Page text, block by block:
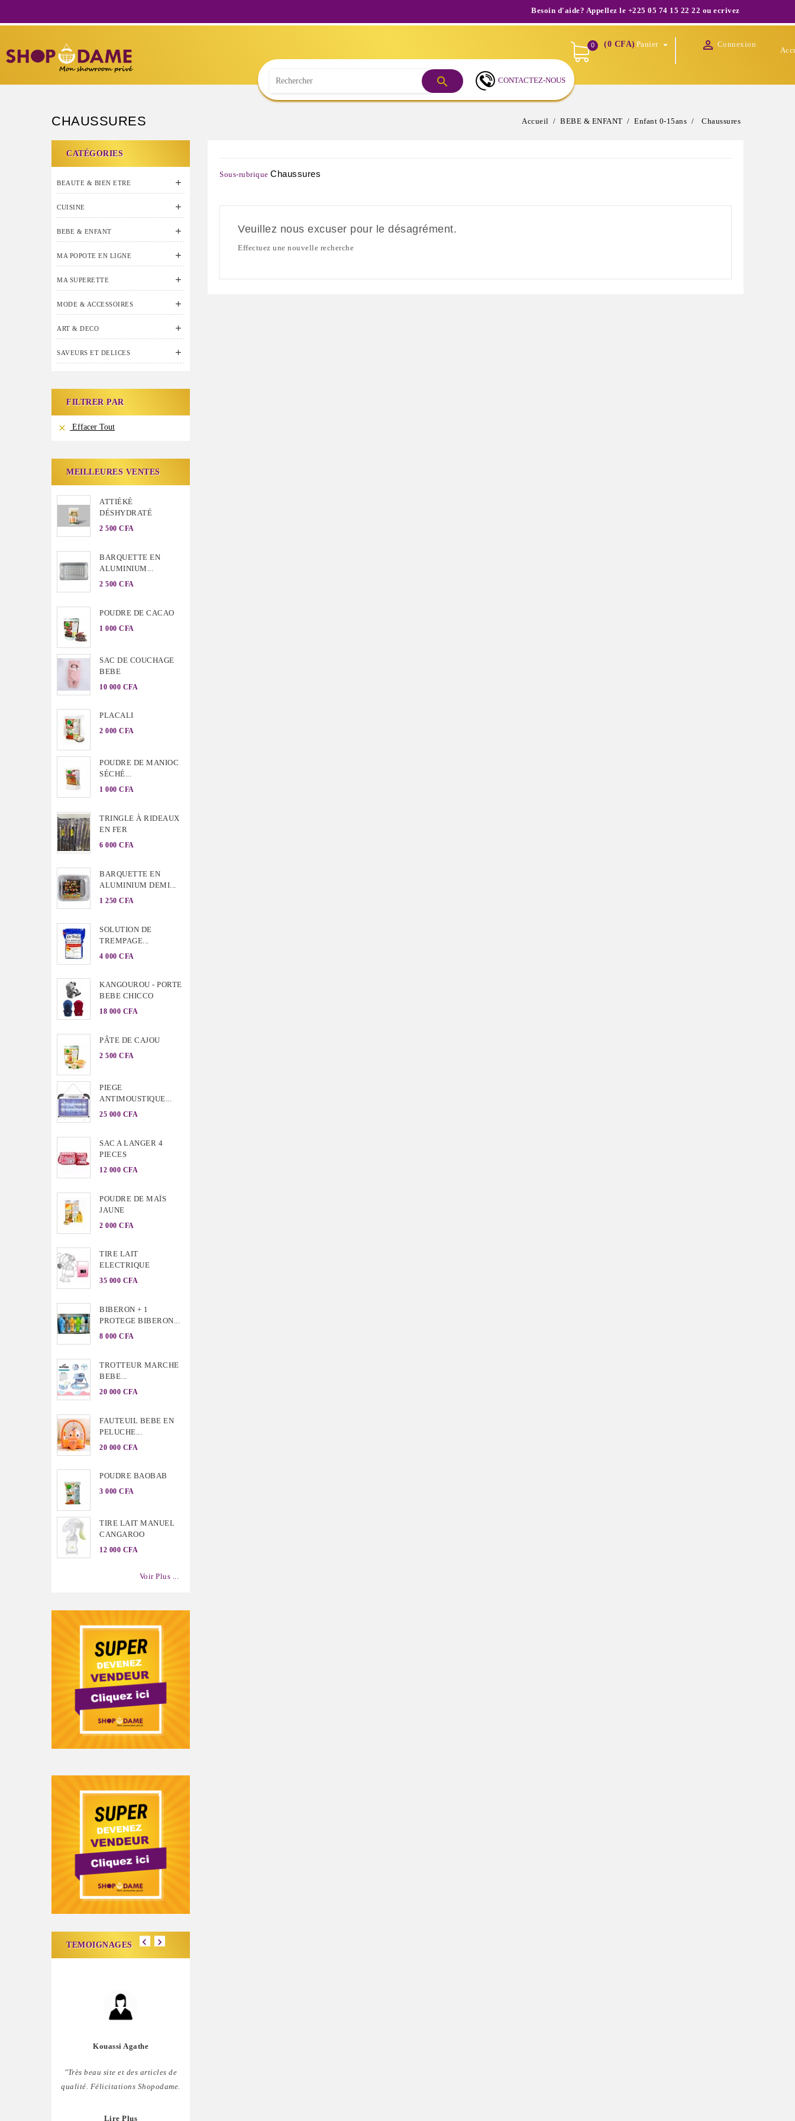
Besoin d'aide? Appellez le +225 05 74 15 22 22 ou ecrivez nous à
0 Panier 
(0 CFA)

 Connexion
CONTACTEZ-NOUS
CHAUSSURES Accueil BEBE & ENFANT Enfant 0-15ans Chaussures
CATÉGORIES
BEAUTE & BIEN ETRE 
CUISINE 
BEBE & ENFANT 
MA POPOTE EN LIGNE 
MA SUPERETTE 
MODE & ACCESSOIRES 
ART & DECO 
SAVEURS ET DELICES 
FILTRER PAR
 Effacer Tout
MEILLEURES VENTES
ATTIÉKÉ
DÉSHYDRATÉ
2 500 CFA
BARQUETTE EN
ALUMINIUM...
2 500 CFA
POUDRE DE CACAO
1 000 CFA
SAC DE COUCHAGE
BEBE
10 000 CFA
PLACALI
2 000 CFA
POUDRE DE MANIOC
SÉCHÉ...
1 000 CFA
TRINGLE À RIDEAUX
EN FER
6 000 CFA
BARQUETTE EN
ALUMINIUM DEMI...
1 250 CFA
SOLUTION DE
TREMPAGE...
4 000 CFA
KANGOUROU - PORTE
BEBE CHICCO
18 000 CFA
PÂTE DE CAJOU
2 500 CFA
PIEGE
ANTIMOUSTIQUE...
25 000 CFA
SAC A LANGER 4
PIECES
12 000 CFA
POUDRE DE MAÏS
JAUNE
2 000 CFA
TIRE LAIT
ELECTRIQUE
35 000 CFA
BIBERON + 1
PROTEGE BIBERON...
8 000 CFA
TROTTEUR MARCHE
BEBE...
20 000 CFA
FAUTEUIL BEBE EN
PELUCHE...
20 000 CFA
POUDRE BAOBAB
3 000 CFA
TIRE LAIT MANUEL
CANGAROO
12 000 CFA
Voir Plus ...
TEMOIGNAGES
Kouassi Agathe
"Très beau site et des articles de
qualité. Félicitations Shopodame.
Lire Plus
Sous-rubrique Chaussures
Veuillez nous excuser pour le désagrément.
Effectuez une nouvelle recherche